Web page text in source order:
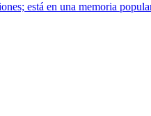
está en una memoria